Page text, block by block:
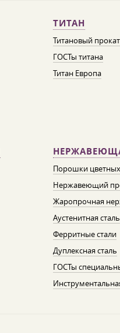
ТИТАН
Титановый прокат
ГОСТы титана
Титан Европа
Порошки
Нержавеющий
Жаропрочная
Аустенитная сталь
Ферритные стали
Дуплексная сталь
ГОСТы